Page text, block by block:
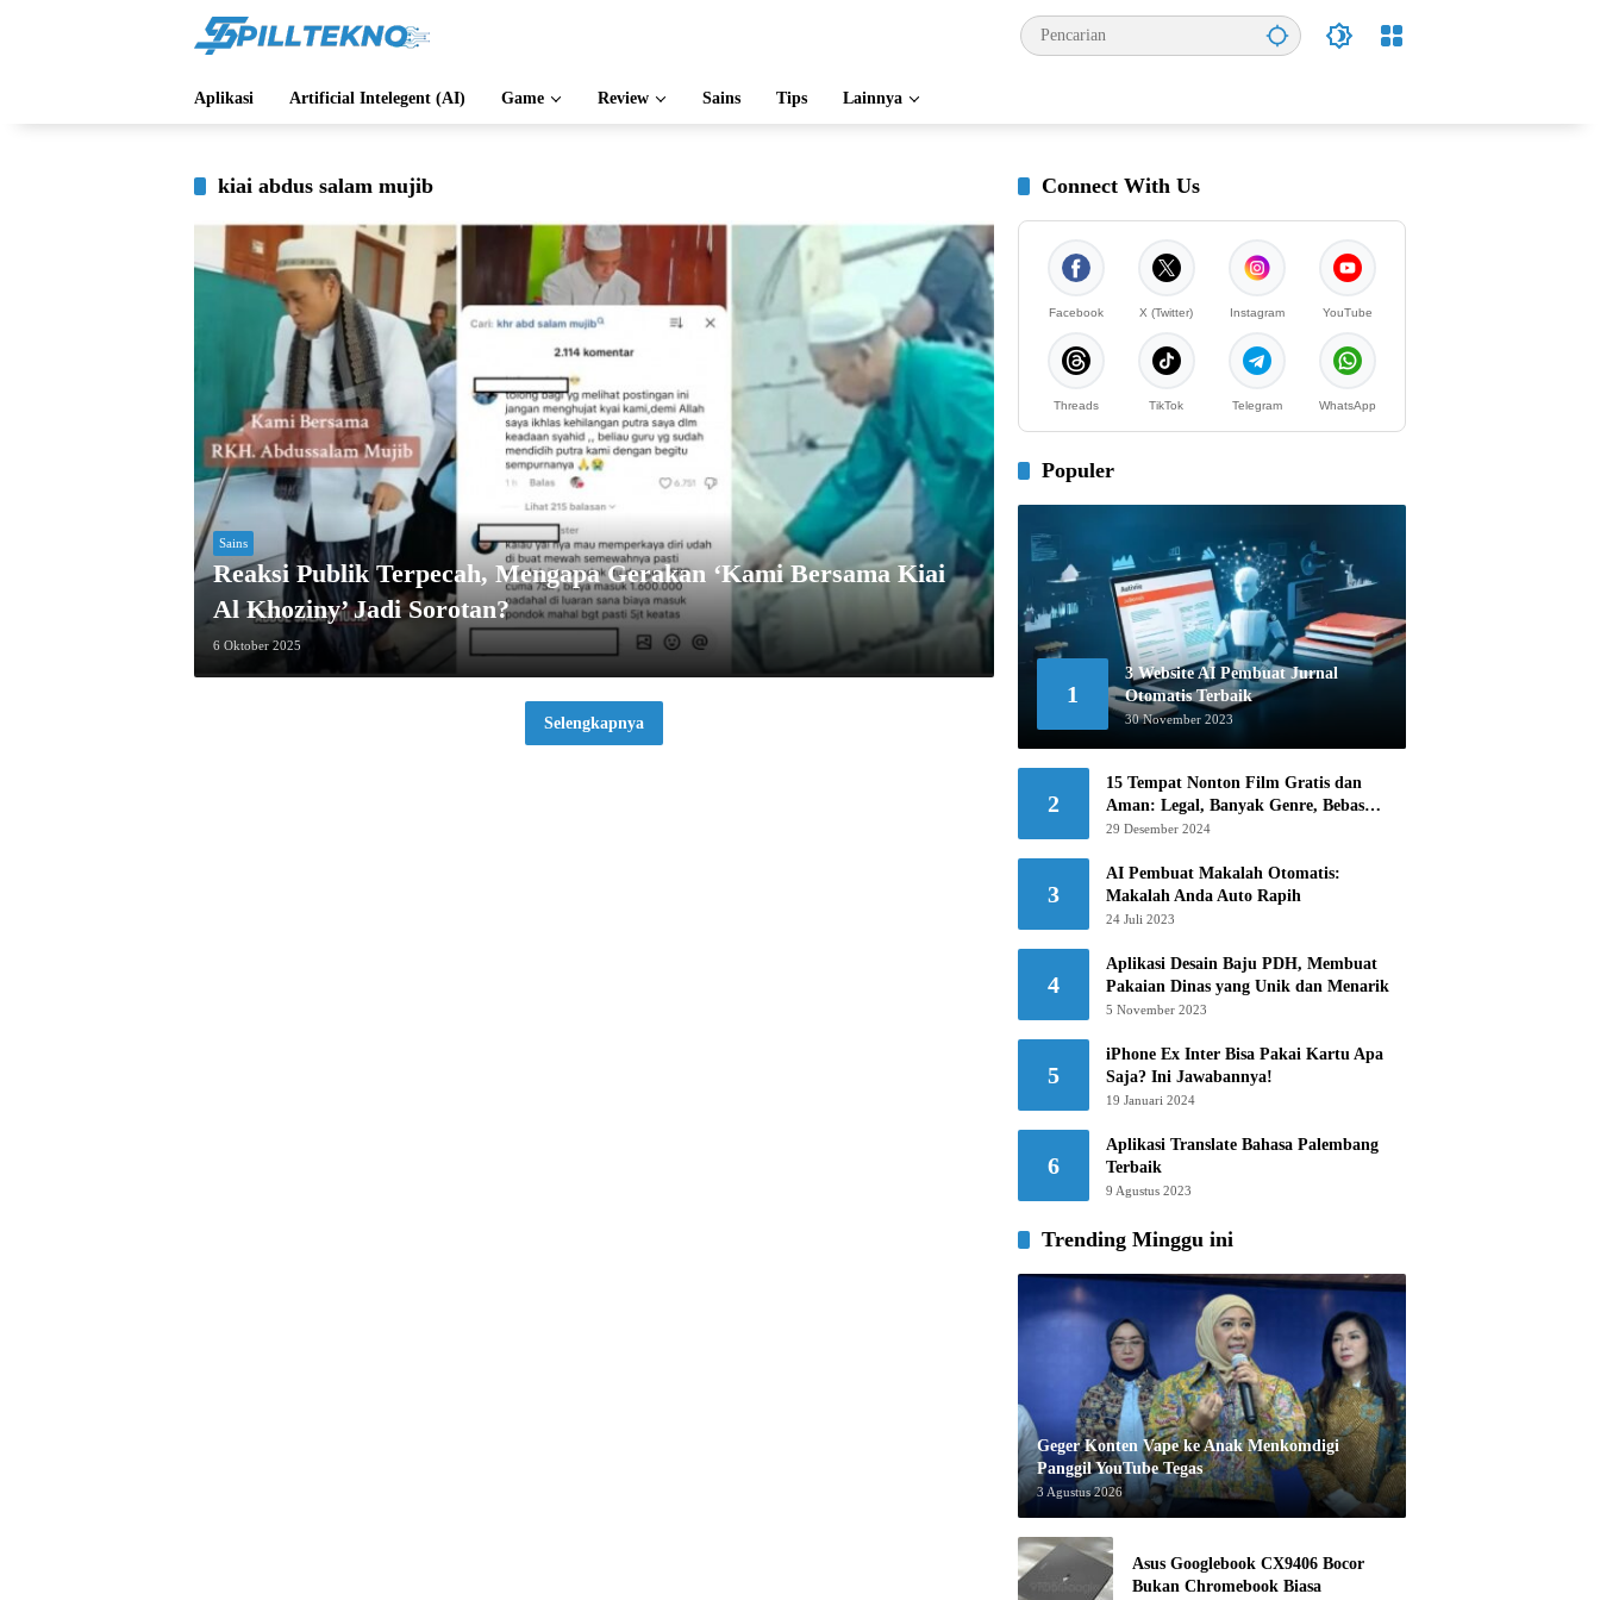
Aplikasi Artificial Intelegent (AI) Game Review Sains Tips Lainnya
kiai abdus salam mujib
Sains
Reaksi Publik Terpecah, Mengapa Gerakan ‘Kami Bersama Kiai
Al Khoziny’ Jadi Sorotan?
6 Oktober 2025
Selengkapnya
Connect With Us
Facebook X (Twitter) Instagram YouTube
Threads TikTok Telegram WhatsApp
Populer
1
3 Website AI Pembuat Jurnal
Otomatis Terbaik
30 November 2023
2
15 Tempat Nonton Film Gratis dan
Aman: Legal, Banyak Genre, Bebas
Khawatir!
29 Desember 2024
3
AI Pembuat Makalah Otomatis:
Makalah Anda Auto Rapih
24 Juli 2023
4
Aplikasi Desain Baju PDH, Membuat
Pakaian Dinas yang Unik dan Menarik
5 November 2023
5
iPhone Ex Inter Bisa Pakai Kartu Apa
Saja? Ini Jawabannya!
19 Januari 2024
6
Aplikasi Translate Bahasa Palembang
Terbaik
9 Agustus 2023
Trending Minggu ini
Geger Konten Vape ke Anak Menkomdigi
Panggil YouTube Tegas
3 Agustus 2026
Asus Googlebook CX9406 Bocor
Bukan Chromebook Biasa